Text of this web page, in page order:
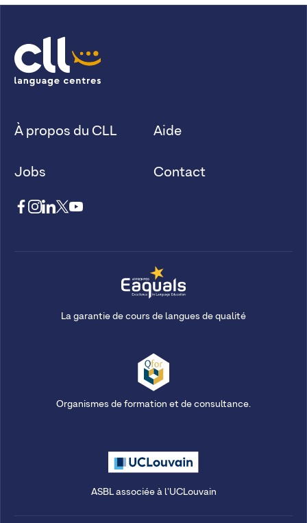
À propos du CLL
Jobs
Aide
Contact
La garantie de cours de langues de qualité
Organismes de formation et de consultance.
ASBL associée à l'UCLouvain